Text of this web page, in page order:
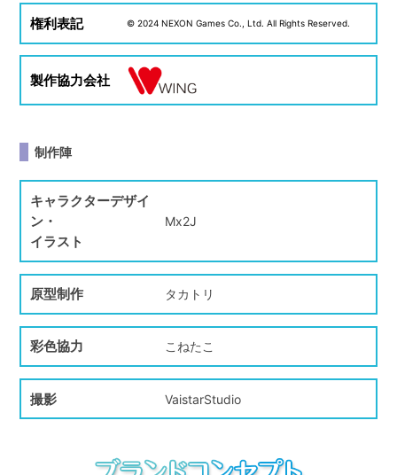
権利表記 © 2024 NEXON Games Co., Ltd. All Rights Reserved.
製作協力会社
制作陣
キャラクターデザイ
ン・
イラスト
Mx2J
原型制作 タカトリ
彩色協力 こねたこ
撮影 VaistarStudio